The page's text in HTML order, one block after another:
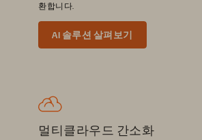
환합니다.
AI 솔루션 살펴보기
멀티클라우드 간소화